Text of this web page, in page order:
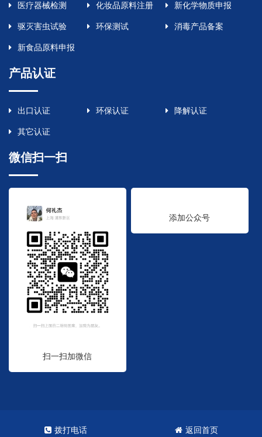
医疗器械检测 化妆品原料注册 新化学物质申报
驱灭害虫试验 环保测试 消毒产品备案
新食品原料申报
产品认证
出口认证 环保认证 降解认证
其它认证
微信扫一扫
扫一扫加微信
添加公众号
Copyright © 2023. 统标集团 沪ICP备2023001775号 网站XML地图
拨打电话 返回首页